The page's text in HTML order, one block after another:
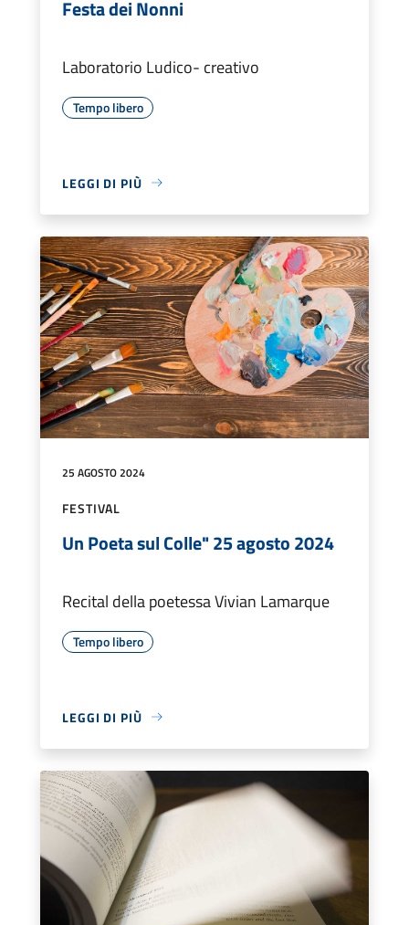
Festa dei Nonni
Laboratorio Ludico- creativo
Tempo libero
LEGGI DI PIÙ
25 AGOSTO 2024
FESTIVAL
Un Poeta sul Colle" 25 agosto 2024
Recital della poetessa Vivian Lamarque
Tempo libero
LEGGI DI PIÙ